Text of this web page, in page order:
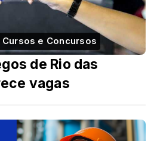
e Concursos
de Rio das
vagas